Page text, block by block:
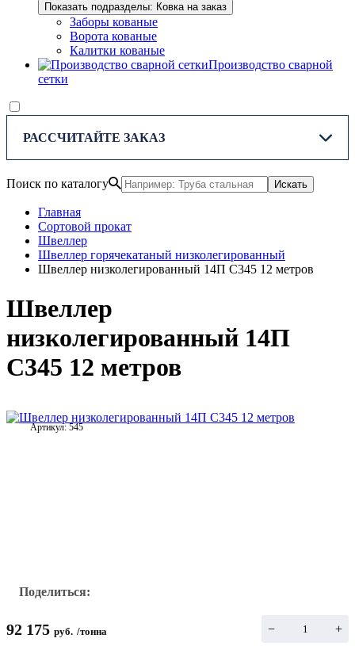
Показать подразделы: Ковка на заказ
Заборы кованые
Ворота кованые
Калитки кованые
Производство сварной
сетки
РАССЧИТАЙТЕ ЗАКАЗ
Поиск по каталогу Искать
Главная
Сортовой прокат
Швеллер
Швеллер горячекатаный низколегированный
Швеллер низколегированный 14П С345 12 метров
Швеллер
низколегированный 14П
С345 12 метров
Артикул: 545
Поделиться:
92 175 руб. /тонна − +